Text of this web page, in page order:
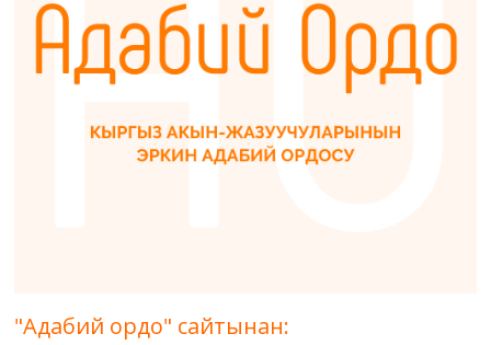
"Адабий ордо" сайтынан: